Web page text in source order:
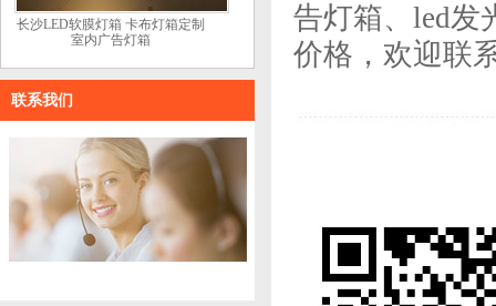
长沙LED软膜灯箱 卡布灯箱定制
室内广告灯箱
联系我们
告灯箱、led发
价格，欢迎联